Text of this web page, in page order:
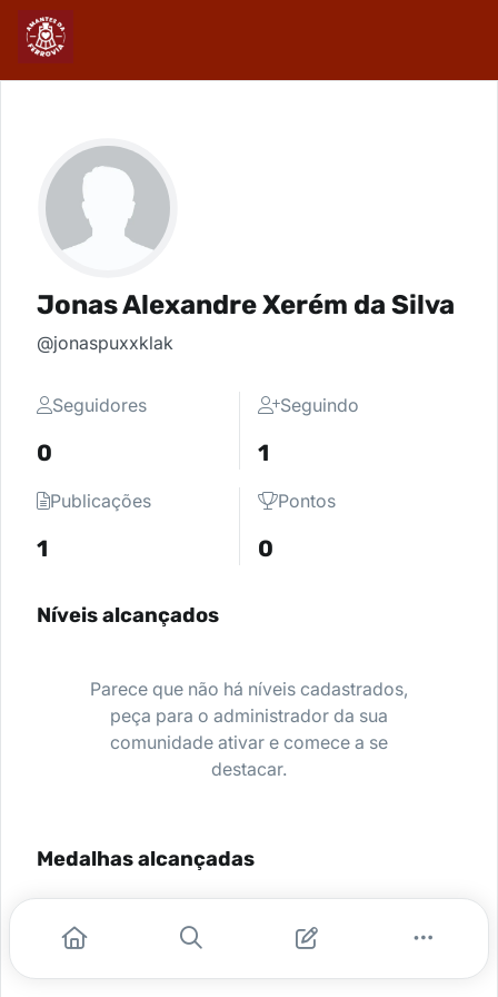
Jonas Alexandre Xerém da Silva
@jonaspuxxklak
Seguidores
0
Seguindo
1
Publicações
1
Pontos
0
Níveis alcançados
Parece que não há níveis cadastrados,
peça para o administrador da sua
comunidade ativar e comece a se
destacar.
Medalhas alcançadas
Nenhuma medalha encontrada